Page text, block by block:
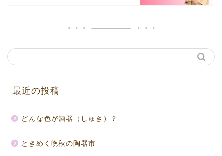
最近の投稿
どんな色が酒器（しゅき）？
ときめく晩秋の陶器市